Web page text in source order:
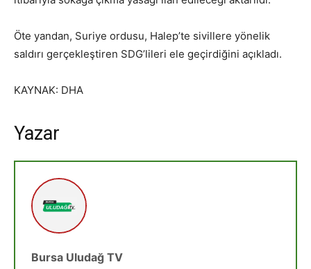
Öte yandan, Suriye ordusu, Halep’te sivillere yönelik
saldırı gerçekleştiren SDG’lileri ele geçirdiğini açıkladı.
KAYNAK: DHA
Yazar
Bursa Uludağ TV